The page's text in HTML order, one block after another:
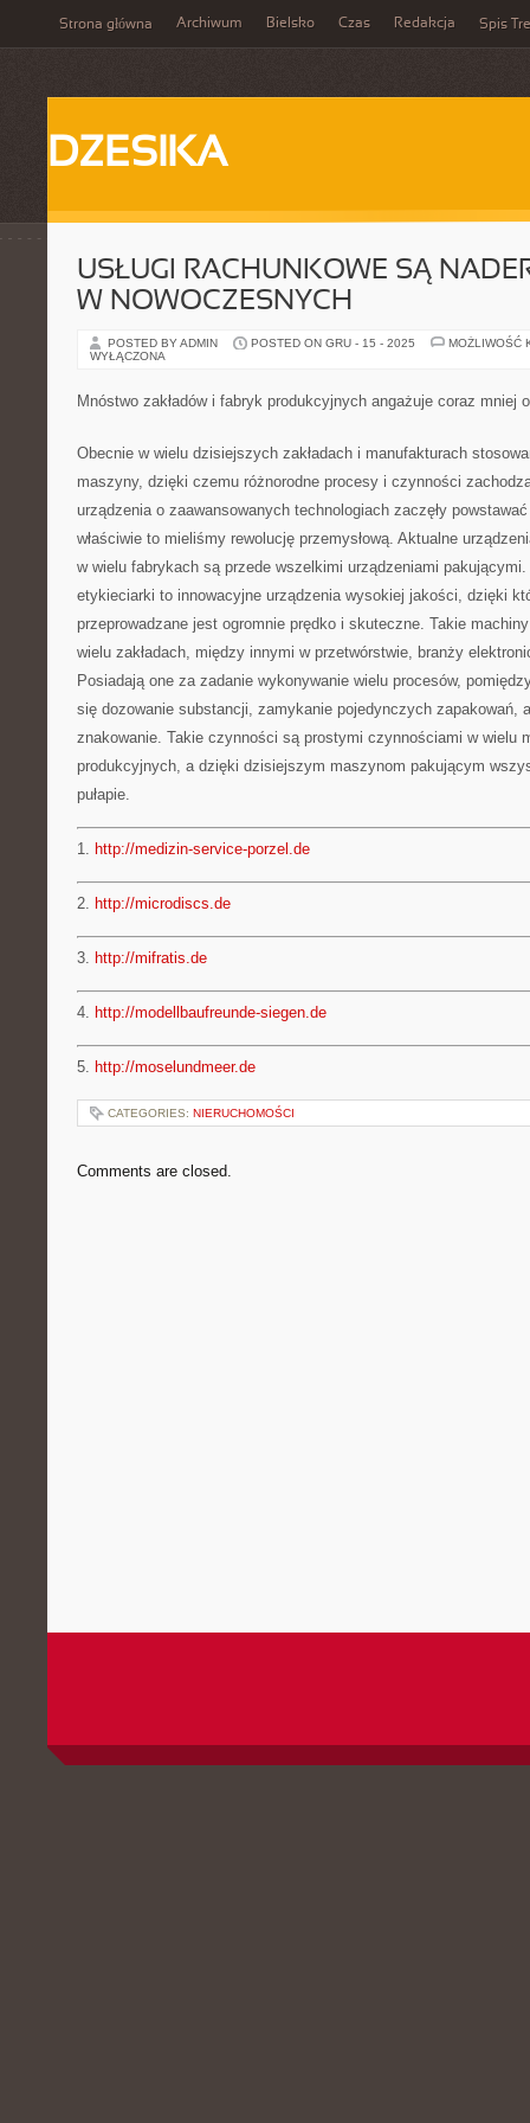
Strona główna Archiwum Bielsko Czas Redakcja Spis
DZESIKA
USŁUGI RACHUNKOWE SĄ
W NOWOCZESNYCH
POSTED BY ADMIN POSTED ON GRU - 15 - 2025
MOŻLIWOŚĆ
WYŁĄCZONA
Mnóstwo zakładów i fabryk produkcyjnych angażuje coraz mniej
Obecnie w wielu dzisiejszych zakładach i manufakturach
maszyny, dzięki czemu różnorodne procesy i czynności
urządzenia o zaawansowanych technologiach zaczęły
właściwie to mieliśmy rewolucję przemysłową. Aktualne
w wielu fabrykach są przede wszelkimi urządzeniami
etykieciarki to innowacyjne urządzenia wysokiej jakości, dzięki
przeprowadzane jest ogromnie prędko i skuteczne. Takie
wielu zakładach, między innymi w przetwórstwie, branży
Posiadają one za zadanie wykonywanie wielu procesów,
się dozowanie substancji, zamykanie pojedynczych zapakowań,
znakowanie. Takie czynności są prostymi czynnościami w wielu
produkcyjnych, a dzięki dzisiejszym maszynom pakującym
pułapie.
1. http://medizin-service-porzel.de
2. http://microdiscs.de
3. http://mifratis.de
4. http://modellbaufreunde-siegen.de
5. http://moselundmeer.de
CATEGORIES: NIERUCHOMOŚCI
Comments are closed.